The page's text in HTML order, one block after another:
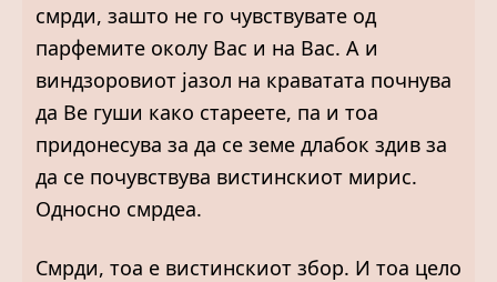
смрди, зашто не го чувствувате од
парфемите околу Вас и на Вас. А и
виндзоровиот јазол на краватата почнува
да Ве гуши како стареете, па и тоа
придонесува за да се земе длабок здив за
да се почувствува вистинскиот мирис.
Односно смрдеа.
Смрди, тоа е вистинскиот збор. И тоа цело